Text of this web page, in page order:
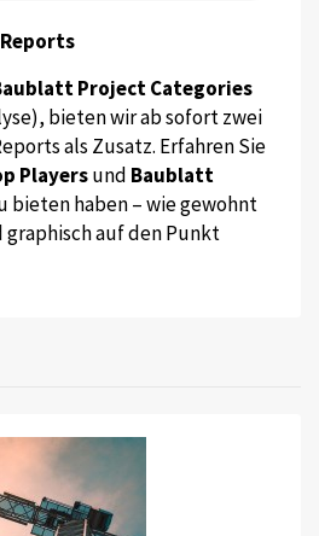
Project Categories
bieten wir ab sofort zwei
als Zusatz. Erfahren Sie
Playersund Baublatt
bieten haben – wie gewohnt
auf den Punkt